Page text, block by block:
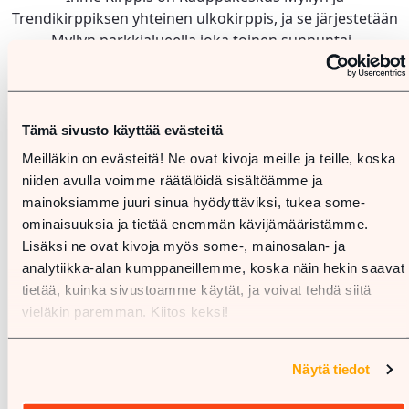
Tämä sivusto käyttää evästeitä
Meilläkin on evästeitä! Ne ovat kivoja meille ja teille, koska
niiden avulla voimme räätälöidä sisältöämme ja
mainoksiamme juuri sinua hyödyttäviksi, tukea some-
ominaisuuksia ja tietää enemmän kävijämääristämme.
Lisäksi ne ovat kivoja myös some-, mainosalan- ja
analytiikka-alan kumppaneillemme, koska näin hekin saavat
tietää, kuinka sivustoamme käytät, ja voivat tehdä siitä
vieläkin paremman. Kiitos keksi!
Näytä tiedot
Trendikirppiksen yhteinen ulkokirppis, ja se järjestetään
Myllyn parkkialueella joka toinen sunnuntai.
​Kauppakeskus Mylly,
länsipäädyn ulkoparkkialue. Sateen sattuessa
Myyntipaikat ovat avoinna kaikille, yhden
parkkiruudun kokoisen paikan maksu on 15€. Varaa
oma myyntipaikkasi:kaarinantrendikirppis.fi
Tulehan ihmettelemään! <3
Kirppispäivät:
Su 1.6. klo 11–15​
Su 27.7. klo 11–15​